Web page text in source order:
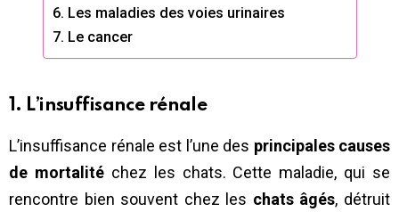
6. Les maladies des voies urinaires
7. Le cancer
1. L’insuffisance rénale
L’insuffisance rénale est l’une des principales causes
de mortalitéchez les chats. Cette maladie, qui se
rencontre bien souvent chez les chats âgés, détruit